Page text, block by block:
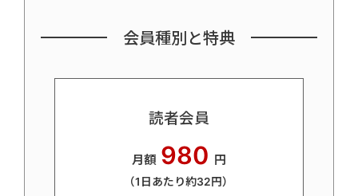
会員種別と特典
読者会員
月額 980 円
（1日あたり約32円）